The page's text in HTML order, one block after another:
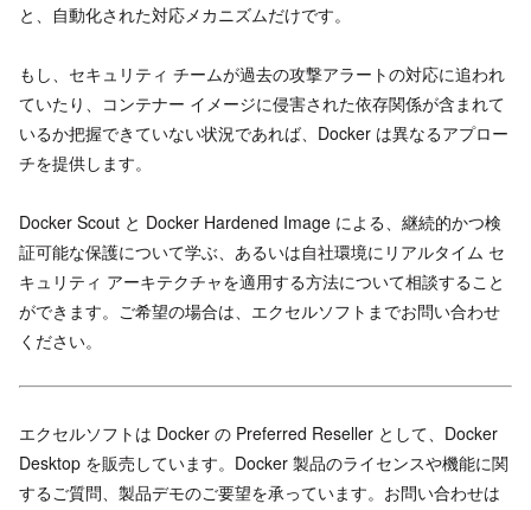
と、自動化された対応メカニズムだけです。
もし、セキュリティ チームが過去の攻撃アラートの対応に追われ
ていたり、コンテナー イメージに侵害された依存関係が含まれて
いるか把握できていない状況であれば、Docker は異なるアプロー
チを提供します。
Docker Scout と Docker Hardened Image による、継続的かつ検
証可能な保護について学ぶ、あるいは自社環境にリアルタイム セ
キュリティ アーキテクチャを適用する方法について相談すること
ができます。ご希望の場合は、エクセルソフトまでお問い合わせ
ください。
エクセルソフトは Docker の Preferred Reseller として、Docker
Desktop を販売しています。Docker 製品のライセンスや機能に関
するご質問、製品デモのご要望を承っています。お問い合わせは